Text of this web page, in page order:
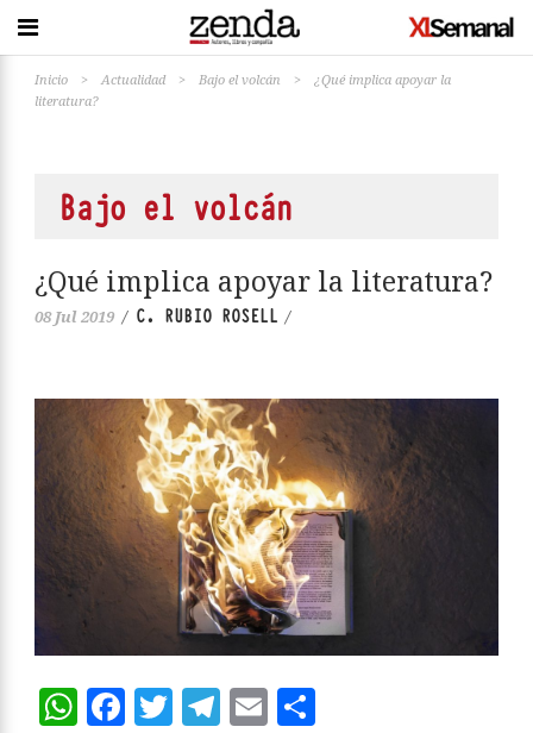
Inicio > Actualidad > Bajo el volcán >
¿Qué implica apoyar la
literatura?
Bajo el volcán
¿Qué implica apoyar la literatura?
08 Jul 2019 / C. RUBIO ROSELL /
WhatsApp
Facebook
Twitter
Telegram
Email